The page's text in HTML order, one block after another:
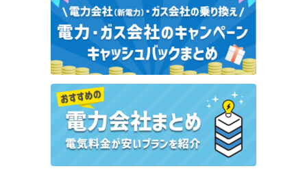
ポイ活アプリ「でんきWALK」とは？歩くだけで本当
に電気代が安くなるか解説
オクトパスエナジーとENEOSでんきを比較！電気料
金やプランの違いは？